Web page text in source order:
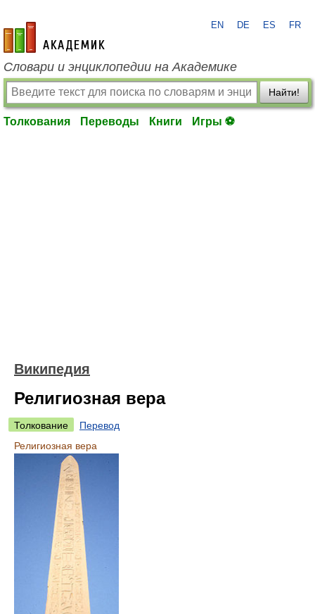
academic.ru
EN DE ES FR
Словари и энциклопедии на Академике
Найти!
Толкования Переводы Книги Игры ⚽
Википедия
Религиозная вера
Толкование
Перевод
Религиозная вера